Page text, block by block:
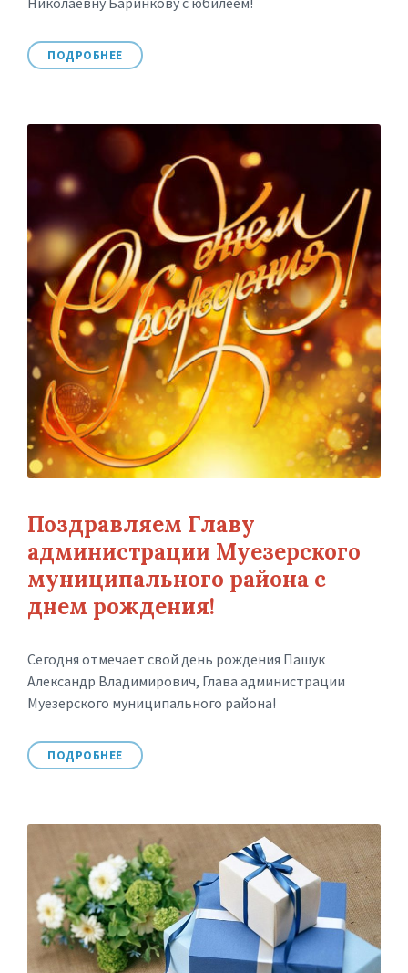
ПОДРОБНЕЕ
Поздравляем Главу
администрации Муезерского
муниципального района с
днем рождения!
Сегодня отмечает свой день рождения Пашук
Александр Владимирович, Глава администрации
Муезерского муниципального района!
ПОДРОБНЕЕ